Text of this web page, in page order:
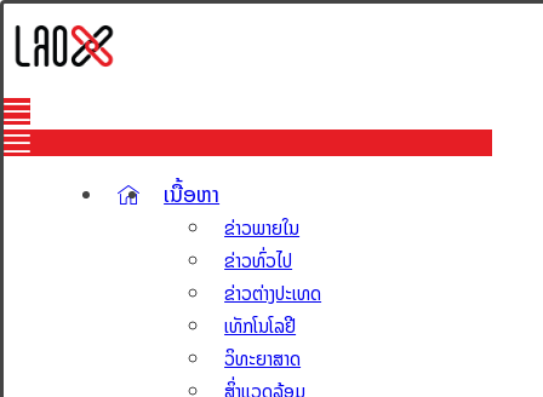
ເນື້ອຫາ
ຂ່າວພາຍໃນ
ຂ່າວທົ່ວໄປ
ຂ່າວຕ່າງປະເທດ
ເທັກໂນໂລຢີ
ວິທະຍາສາດ
ສິ່ງແວດລ້ອມ